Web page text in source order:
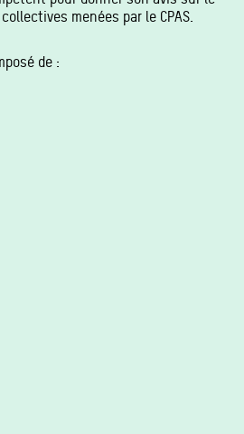
menées par le CPAS.
de :